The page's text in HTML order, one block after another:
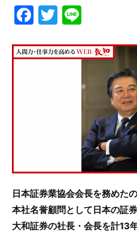
F
a
c
T
w
itte
日本証券業協会会長を務めた
本社名誉顧問として日本の証
大和証券の社長・会長を計13